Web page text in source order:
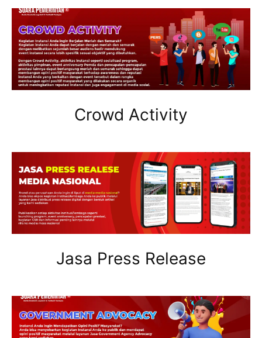
Crowd Activity
Jasa Press Release